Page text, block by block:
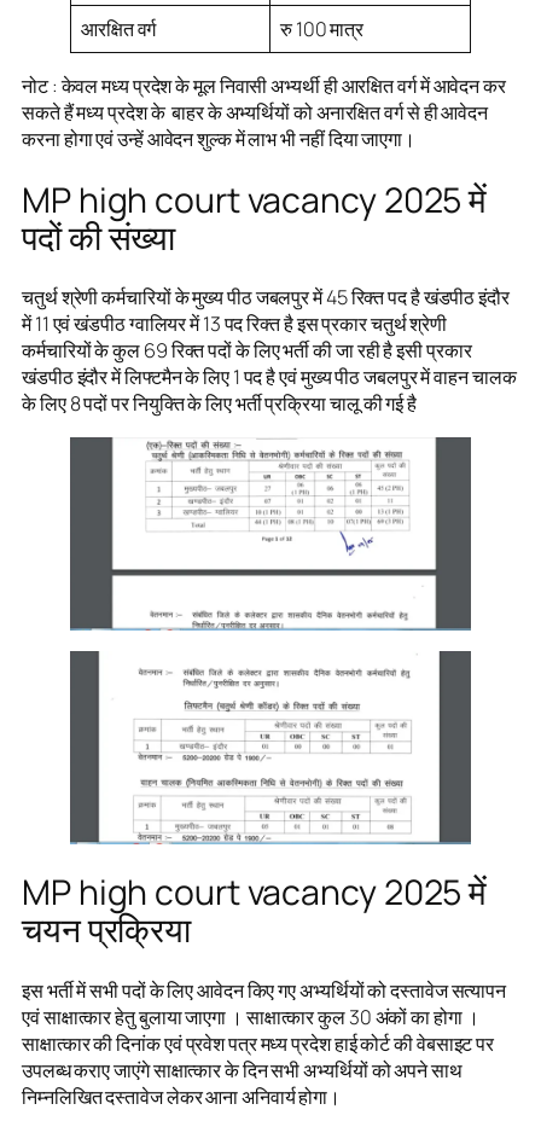
आरक्षित वर्ग
रु 100 मात्र
नोट : केवल मध्य प्रदेश के मूल निवासी अभ्यर्थी ही आरक्षित वर्ग में आवेदन कर
सकते हैं मध्य प्रदेश के बाहर के अभ्यर्थियों को अनारक्षित वर्ग से ही आवेदन
करना होगा एवं उन्हें आवेदन शुल्क में लाभ भी नहीं दिया जाएगा।
MP high court vacancy 2025 में
पदों की संख्या
चतुर्थ श्रेणी कर्मचारियों के मुख्य पीठ जबलपुर में 45 रिक्त पद है खंडपीठ इंदौर
में 11 एवं खंडपीठ ग्वालियर में 13 पद रिक्त है इस प्रकार चतुर्थ श्रेणी
कर्मचारियों के कुल 69 रिक्त पदों के लिए भर्ती की जा रही है इसी प्रकार
खंडपीठ इंदौर में लिफ्टमैन के लिए 1 पद है एवं मुख्य पीठ जबलपुर में वाहन चालक
के लिए 8 पदों पर नियुक्ति के लिए भर्ती प्रक्रिया चालू की गई है
MP high court vacancy 2025 में
चयन प्रक्रिया
इस भर्ती में सभी पदों के लिए आवेदन किए गए अभ्यर्थियों को दस्तावेज सत्यापन
एवं साक्षात्कार हेतु बुलाया जाएगा । साक्षात्कार कुल 30 अंकों का होगा ।
साक्षात्कार की दिनांक एवं प्रवेश पत्र मध्य प्रदेश हाई कोर्ट की वेबसाइट पर
उपलब्ध कराए जाएंगे साक्षात्कार के दिन सभी अभ्यर्थियों को अपने साथ
निम्नलिखित दस्तावेज लेकर आना अनिवार्य होगा।